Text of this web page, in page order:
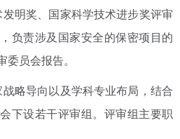
明奖、国家科学技术进步奖评审
负责涉及国家安全的保密项目的
委员会报告。
略导向以及学科专业布局，结合
下设若干评审组。评审组主要职